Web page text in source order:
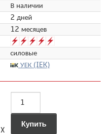
В наличии
2 дней
12 месяцев
силовые
УЕК (IEK)
X